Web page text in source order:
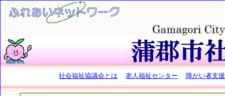
社会福祉協議会とは 老人福祉センター 障がい者支